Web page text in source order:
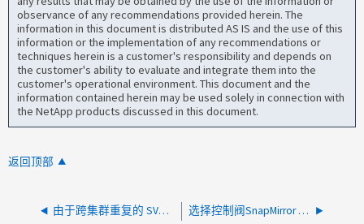
observance of any recommendations provided herein. The
information in this document is distributed AS IS and the use of this
information or the implementation of any recommendations or
techniques herein is a customer's responsibility and depends on
the customer's ability to evaluate and integrate them into the
customer's operational environment. This document and the
information contained herein may be used solely in connection with
the NetApp products discussed in this document.
返回顶部
由于跨集群重复的 SVM 和卷名，SCV 还原失败 选择控制阀SnapMirror / SnapVault更新失败并显示错误：找不到SnapMirror目标